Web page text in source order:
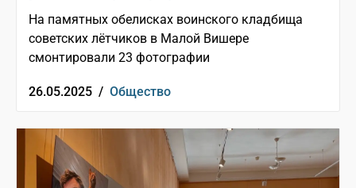
На памятных обелисках воинского кладбища
советских лётчиков в Малой Вишере
смонтировали 23 фотографии
26.05.2025 / Общество